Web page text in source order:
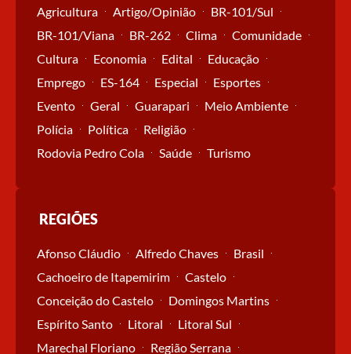
Agricultura Artigo/Opinião
BR-101/Sul
BR-101/Viana
BR-262 Clima
Comunidade
Cultura
Economia Edital
Educação
Emprego
ES-164 Especial
Esportes
Evento
Geral Guarapari
Meio Ambiente
Polícia
Política
Religião
Rodovia Pedro Cola
Saúde Turismo
REGIÕES
Afonso Cláudio Alfredo Chaves
Brasil
Cachoeiro de Itapemirim
Castelo
Conceição do Castelo
Domingos Martins
Espírito Santo
Litoral
Litoral Sul
Marechal Floriano
Região Serrana